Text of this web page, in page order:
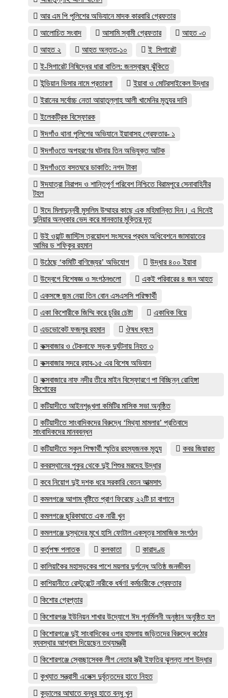
আর এম পি পুলিশের অভিযানে মাদক কারবারি গ্রেফতার
আলোচিত সংবাদ
আসামি স্বামী গ্রেফতার
আহত -৩
আহত ২
আহত অন্তত-১০
ই_সিগারেট
ই-সিগারেট নিষিদ্ধের ধারা বাতিল: জনস্বাস্থ্য ঝুঁকিতে
ইন্ডিয়ান ভিসার নামে প্রতারণা
ইয়াবা ও মোটরসাইকেল উদ্ধার
ইরানের সর্বোচ্চ নেতা আয়াতুল্লাহ আলী খামেনির মৃত্যুর দাবি
ইলেকট্রিক বিস্ফোরক
ঈদগাঁও থানা পুলিশের অভিযানে ইয়াবাসহ গ্রেফতার- ১
ঈদগাঁওতে অপহরণের ঘটনায় তিন অভিযুক্ত আটক
ঈদগাঁওতে বসতঘরে ডাকাতি: নগদ টাকা
ঈদযাত্রা নিরাপদ ও শান্তিপূর্ণ পরিবেশ নিশ্চিতে বিরামপুরে সেনাবাহিনীর
টহল
ঈদে মিলাদুন্নবী মুসলিম উম্মাহর কাছে এক মহিমান্বিত দিন। এ দিনেই
দুনিয়ার অন্ধকার ভেদ করে মানবতার মুক্তির দূত
উই ওয়ান্ট জাস্টিস ত্রয়োদশ সংসদের প্রথম অধিবেশনে জামায়াতের
আমির ড শফিকুর রহমান
উঠেছে ‘কমিটি বাণিজ্যের’ অভিযোগ
উদ্ধার ৪০০ ইয়াবা
উদ্বেগে বিশেষজ্ঞ ও সংগঠনগুলো
একই পরিবারের ৪ জন আহত
একসঙ্গে জন্ম নেয়া তিন বোন এসএসসি পরিক্ষার্থী
একা কিশোরীকে জিম্মি করে চুরির চেষ্টা
একাধিক বিয়ে
এডভোকেট ফজলুর রহমান
ঔষধ ধ্বংস
কক্সবাজার ও টেকনাফে সড়ক দুর্ঘটনায় নিহত ৩
কক্সবাজার সদরে র‍্যাব-১৫ এর বিশেষ অভিযান
কক্সবাজারে নাফ নদীর তীরে মাইন বিস্ফোরণে পা বিচ্ছিন্ন রোহিঙ্গা
কিশোরের
কটিয়াদীতে আইনশৃঙ্খলা কমিটির মাসিক সভা অনুষ্ঠিত
কটিয়াদীতে সাংবাদিকদের বিরুদ্ধে ‘মিথ্যা মামলার’ প্রতিবাদে
সাংবাদিকদের মানববন্ধন
কটিয়াদীতে স্কুল শিক্ষার্থী স্মৃতির রহস্যজনক মৃত্যু
কবর জিয়ারত
কবরস্থানের পুকুর থেকে দুই শিশুর মরদেহ উদ্ধার
কবে নিয়োগ দুই দশক ধরে সরকারি বেতন আত্মসাৎ
কমলগঞ্জে আগাম বৃষ্টিতে প্রাণ ফিরেছে ২২টি চা বাগানে
কমলগঞ্জে ছুরিকাঘাতে এক নারী খুন
কমলগঞ্জে দুস্থদের মুখে হাসি ফোটাল একসূত্র সামাজিক সংগঠন
কর্তৃপক্ষ পলাতক
কলকাতা
কারাদণ্ড
কালিয়াকৈর মহাসড়কের পাশে ময়লার দুর্গন্ধে অতিষ্ঠ জনজীবন
কাশিয়ানীতে রেস্টুরেন্টে নারীকে ধর্ষণ! কর্মচারীকে গ্রেফতার
কিশোর গ্রেপ্তার
কিশোরগঞ্জ ইউনিয়ন শাখার উদ্যোগে ঈদ পুনর্মিলনী অনুষ্ঠান অনুষ্ঠিত হল
কিশোরগঞ্জে দুই সাংবাদিকের ওপর হামলায় জড়িতদের বিরুদ্ধে কঠোর
ব্যবস্থার আশ্বাস দিয়েছেন তথ্যমন্ত্রী
কিশোরগঞ্জে স্বেচ্ছাসেবক লীগ নেতার স্ত্রী ইফতির ঝুলন্ত লাশ উদ্ধার
কুখ্যাত সন্ত্রাসী এলেক্স দুর্বৃত্তদের হাতে নিহত
কুড়ালের আঘাতে বন্ধুর হাতে বন্ধু খুন